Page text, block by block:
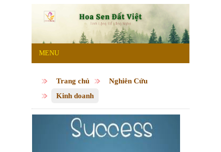
MENU
Trang chủ
Nghiên Cứu
Kinh doanh